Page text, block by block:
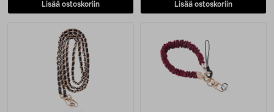
Lisää ostoskoriin Lisää ostoskoriin